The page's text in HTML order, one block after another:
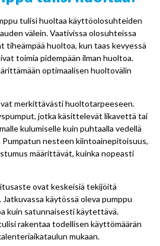
tulisi huoltaa käyttöolosuhteiden
välein. Vaativissa olosuhteissa
huoltoa, kun taas kevyessä
toimia pidempään ilman huoltoa.
optimaalisen huoltovälin
merkittävästi huoltotarpeeseen.
jotka käsittelevät likavettä tai
kulumiselle kuin puhtaalla vedellä
nesteen kiintoainepitoisuus,
määrittävät, kuinka nopeasti
ovat keskeisiä tekijöitä
käytössä oleva pumppu
kuin satunnaisesti käytettävä.
rakentaa todellisen käyttömäärän
mukaan.